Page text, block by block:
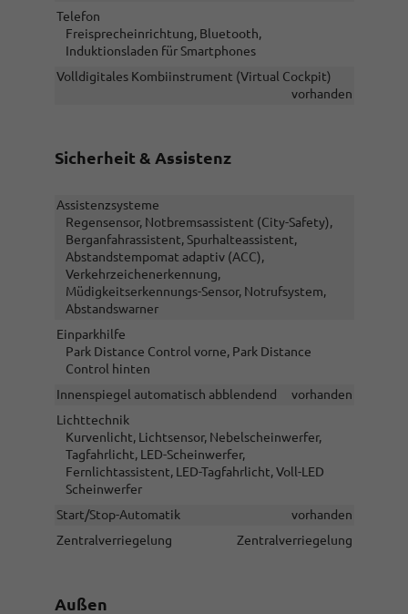
Telefon
Freisprecheinrichtung, Bluetooth,
Induktionsladen für Smartphones
Volldigitales Kombiinstrument (Virtual Cockpit)
vorhanden
Sicherheit & Assistenz
Assistenzsysteme
Regensensor, Notbremsassistent (City-Safety),
Berganfahrassistent, Spurhalteassistent,
Abstandstempomat adaptiv (ACC),
Verkehrzeichenerkennung,
Müdigkeitserkennungs-Sensor, Notrufsystem,
Abstandswarner
Einparkhilfe
Park Distance Control vorne, Park Distance
Control hinten
Innenspiegel automatisch abblendend
vorhanden
Lichttechnik
Kurvenlicht, Lichtsensor, Nebelscheinwerfer,
Tagfahrlicht, LED-Scheinwerfer,
Fernlichtassistent, LED-Tagfahrlicht, Voll-LED
Scheinwerfer
Start/Stop-Automatik
vorhanden
Zentralverriegelung
Zentralverriegelung
Außen